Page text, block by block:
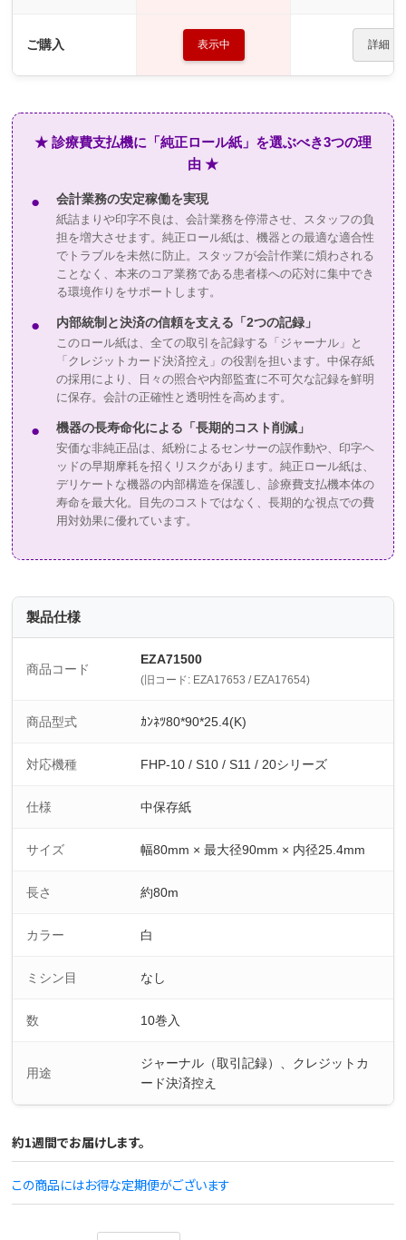
ご購入 表示中 詳細
★ 診療費支払機に「純正ロール紙」を選ぶべき3つの理
由 ★
● 会計業務の安定稼働を実現
紙詰まりや印字不良は、会計業務を停滞させ、スタッフの負
担を増大させます。純正ロール紙は、機器との最適な適合性
でトラブルを未然に防止。スタッフが会計作業に煩わされる
ことなく、本来のコア業務である患者様への応対に集中でき
る環境作りをサポートします。
● 内部統制と決済の信頼を支える「2つの記録」
このロール紙は、全ての取引を記録する「ジャーナル」と
「クレジットカード決済控え」の役割を担います。中保存紙
の採用により、日々の照合や内部監査に不可欠な記録を鮮明
に保存。会計の正確性と透明性を高めます。
● 機器の長寿命化による「長期的コスト削減」
安価な非純正品は、紙粉によるセンサーの誤作動や、印字ヘ
ッドの早期摩耗を招くリスクがあります。純正ロール紙は、
デリケートな機器の内部構造を保護し、診療費支払機本体の
寿命を最大化。目先のコストではなく、長期的な視点での費
用対効果に優れています。
製品仕様
商品コード
EZA71500
(旧コード: EZA17653 / EZA17654)
商品型式 ｶﾝﾈﾂ80*90*25.4(K)
対応機種 FHP-10 / S10 / S11 / 20シリーズ
仕様 中保存紙
サイズ 幅80mm × 最大径90mm × 内径25.4mm
長さ 約80m
カラー 白
ミシン目 なし
数 10巻入
用途
ジャーナル（取引記録）、クレジットカ
ード決済控え
約1週間でお届けします。
この商品にはお得な定期便がございます